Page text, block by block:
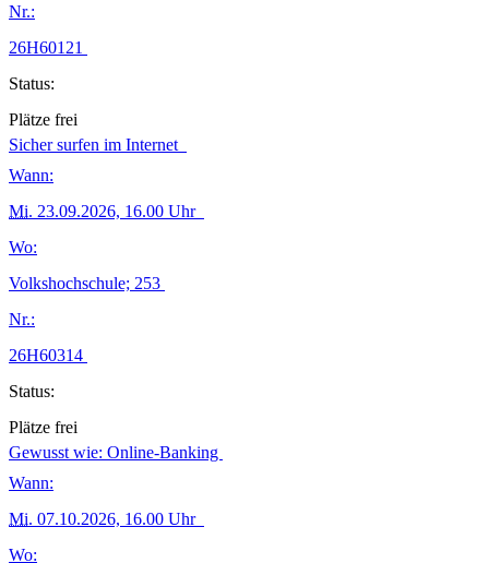
Nr.:
26H60121
Status:
Plätze frei
Sicher surfen im Internet
Wann:
Mi. 23.09.2026, 16.00 Uhr
Wo:
Volkshochschule; 253
Nr.:
26H60314
Status:
Plätze frei
Gewusst wie: Online-Banking
Wann:
Mi. 07.10.2026, 16.00 Uhr
Wo: